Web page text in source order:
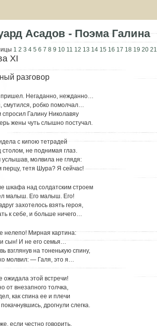
Асадов - Поэма Галина
1 2 3 4 5 6 7 8 9 10 11 12 13 14 15 16 17 18 19 20 21
XI
разговор
Негаданно, нежданно…
смутился, робко помолчал…
спросил Галину Николавяу
жены чуть слышно постучал.
с кипою тетрадей
столом, не поднимая глаз.
молвила не глядя:
тетя Шура? Я сейчас!
шкафа над солдатским строем
малыш. Его малыш. Его!
захотелось взять героя,
к себе, и больше ничего…
нелепо! Мирная картина:
сын! И не его семья…
взглянув на тоненькую спину,
молвил: — Галя, это я…
ожидала этой встречи!
от внезапного толчка,
как спина ее и плечи
покачнувшись, дрогнули слегка.
если честно говорить,